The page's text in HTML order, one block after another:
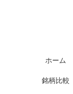
ホーム
銘柄比較